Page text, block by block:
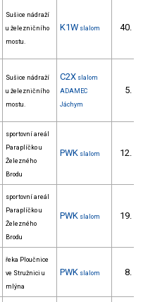
Sušice nádraží
u železničního
mostu.
K1W slalom 40.
Sušice nádraží
u železničního
mostu.
C2X slalom
ADAMEC
Jáchym
5.
sportovní areál
Paraplíčko u
Železného
Brodu
PWK slalom 12.
sportovní areál
Paraplíčko u
Železného
Brodu
PWK slalom 19.
řeka Ploučnice
ve Stružnici u
mlýna
PWK slalom 8.